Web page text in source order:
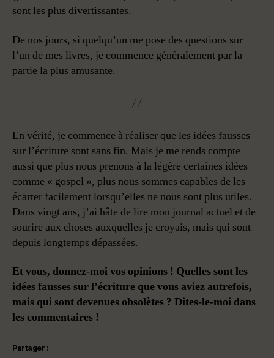
sont les plus divertissantes.
De nos jours, si quelqu’un me pose des questions sur
l’un de mes livres, je commence généralement par la
partie la plus amusante.
En vérité, je commence à réaliser que les idées fausses
sur l’écriture sont sans fin. Mais je me rends compte
aussi que plus nous prenons à la légère certaines idées
comme « gospel », plus nous sommes capables de les
écarter facilement lorsqu’elles ne nous sont plus utiles.
Dans vingt ans, j’ai hâte de lire mon journal actuel et de
sourire aux choses auxquelles je croyais, mais qui sont
depuis longtemps dépassées.
Et vous, donnez-moi vos opinions ! Quelles sont les
idées fausses sur l’écriture que vous aviez autrefois,
mais qui sont devenues obsolètes ? Dites-le-moi dans
les commentaires !
Partager :